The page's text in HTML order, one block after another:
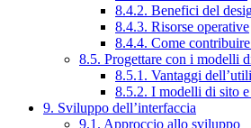
8.4.2. Benefici del
8.4.3. Risorse operative
8.4.4. Come
8.5. Progettare con i modelli
8.5.1. Vantaggi
8.5.2. I modelli di sito
9. Sviluppo dell’interfaccia
9.1. Approccio allo sviluppo